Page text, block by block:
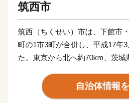
筑西市
筑西（ちくせい）市は、下館市
町の1市3町が合併し、平成17年
た。東京から北へ約70km、茨城
成しています。特に農業が盛ん
まスイカ、キュウリ、トマト、
自治体情報